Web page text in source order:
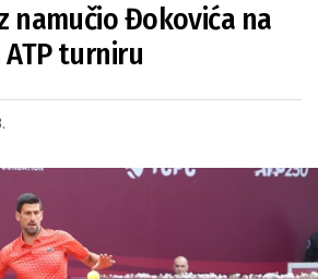
namučio Đokovića na
turniru